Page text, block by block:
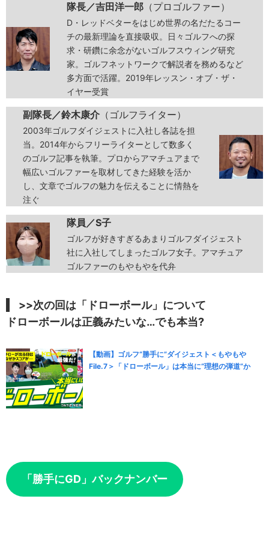
隊長／吉田洋一郎 （プロゴルファー）
D・レッドベターをはじめ世界の名だたるコー
チの最新理論を直接吸収。日々ゴルフへの探
求・研鑽に余念がないゴルフスウィング研究
家。ゴルフネットワークで解説者を務めるなど
多方面で活躍。2019年レッスン・オブ・ザ・
イヤー受賞
副隊長／鈴木康介 （ゴルフライター）
2003年ゴルフダイジェストに入社し各誌を担
当。2014年からフリーライターとして数多く
のゴルフ記事を執筆。プロからアマチュアまで
幅広いゴルファーを取材してきた経験を活か
し、文章でゴルフの魅力を伝えることに情熱を
注ぐ
隊員／S子
ゴルフが好きすぎるあまりゴルフダイジェスト
社に入社してしまったゴルフ女子。アマチュア
ゴルファーのもやもやを代弁
>>次の回は「ドローボール」について
ドローボールは正義みたいな…でも本当?
【動画】ゴルフ“勝手に”ダイジェスト＜もやもや
File.7＞「ドローボール」は本当に“理想の弾道”か
「勝手にGD」バックナンバー